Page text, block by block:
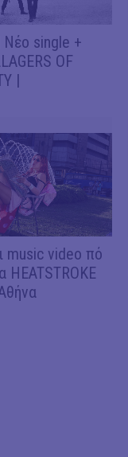
single +
OF
|
music video πό
HEATSTROKE